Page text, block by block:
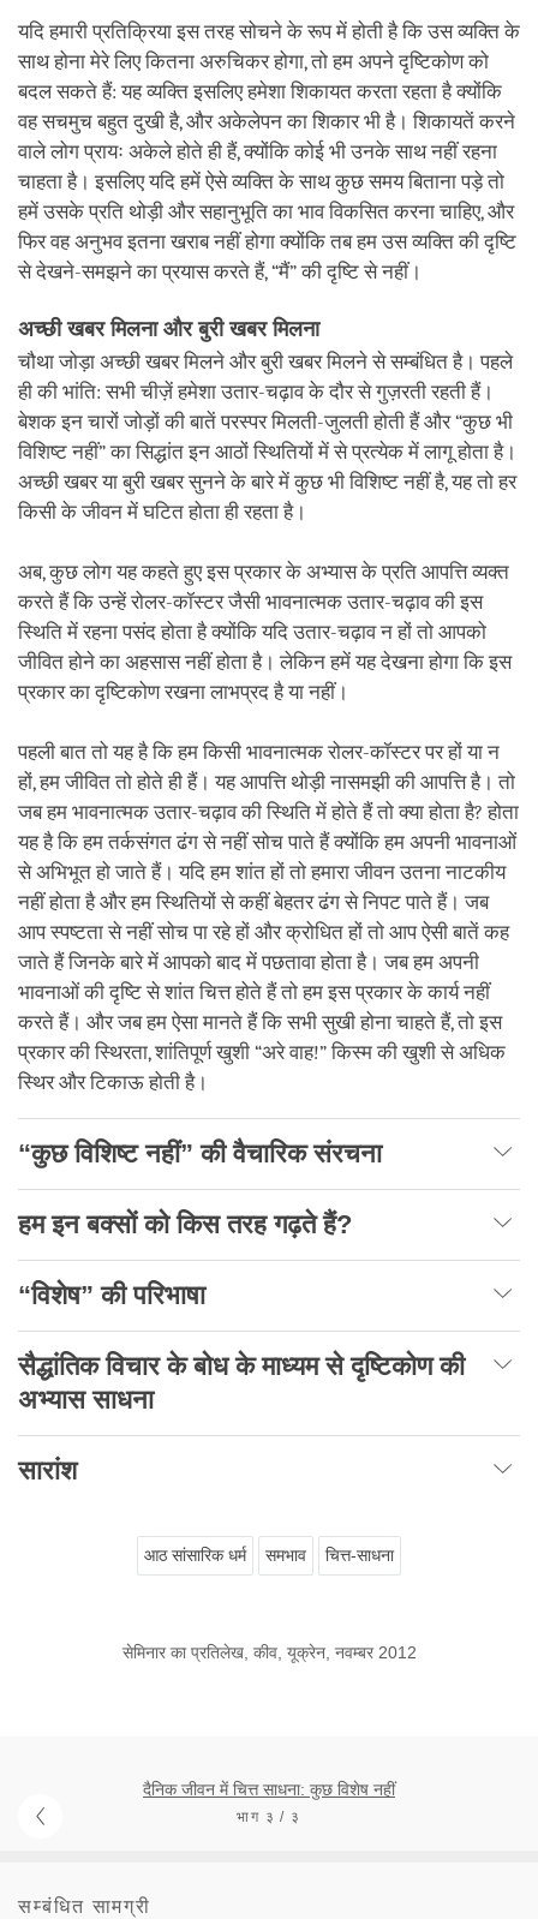
यदि हमारी प्रतिक्रिया इस तरह सोचने के रूप में होती है कि उस व्यक्ति के
साथ होना मेरे लिए कितना अरुचिकर होगा, तो हम अपने दृष्टिकोण को
बदल सकते हैं: यह व्यक्ति इसलिए हमेशा शिकायत करता रहता है क्योंकि
वह सचमुच बहुत दुखी है, और अकेलेपन का शिकार भी है। शिकायतें करने
वाले लोग प्रायः अकेले होते ही हैं, क्योंकि कोई भी उनके साथ नहीं रहना
चाहता है। इसलिए यदि हमें ऐसे व्यक्ति के साथ कुछ समय बिताना पड़े तो
हमें उसके प्रति थोड़ी और सहानुभूति का भाव विकसित करना चाहिए, और
फिर वह अनुभव इतना खराब नहीं होगा क्योंकि तब हम उस व्यक्ति की दृष्टि
से देखने-समझने का प्रयास करते हैं, “मैं” की दृष्टि से नहीं।
अच्छी खबर मिलना और बुरी खबर मिलना
चौथा जोड़ा अच्छी खबर मिलने और बुरी खबर मिलने से सम्बंधित है। पहले
ही की भांति: सभी चीज़ें हमेशा उतार-चढ़ाव के दौर से गुज़रती रहती हैं।
बेशक इन चारों जोड़ों की बातें परस्पर मिलती-जुलती होती हैं और “कुछ भी
विशिष्ट नहीं” का सिद्धांत इन आठों स्थितियों में से प्रत्येक में लागू होता है।
अच्छी खबर या बुरी खबर सुनने के बारे में कुछ भी विशिष्ट नहीं है, यह तो हर
किसी के जीवन में घटित होता ही रहता है।
अब, कुछ लोग यह कहते हुए इस प्रकार के अभ्यास के प्रति आपत्ति व्यक्त
करते हैं कि उन्हें रोलर-कॉस्टर जैसी भावनात्मक उतार-चढ़ाव की इस
स्थिति में रहना पसंद होता है क्योंकि यदि उतार-चढ़ाव न हों तो आपको
जीवित होने का अहसास नहीं होता है। लेकिन हमें यह देखना होगा कि इस
प्रकार का दृष्टिकोण रखना लाभप्रद है या नहीं।
पहली बात तो यह है कि हम किसी भावनात्मक रोलर-कॉस्टर पर हों या न
हों, हम जीवित तो होते ही हैं। यह आपत्ति थोड़ी नासमझी की आपत्ति है। तो
जब हम भावनात्मक उतार-चढ़ाव की स्थिति में होते हैं तो क्या होता है? होता
यह है कि हम तर्कसंगत ढंग से नहीं सोच पाते हैं क्योंकि हम अपनी भावनाओं
से अभिभूत हो जाते हैं। यदि हम शांत हों तो हमारा जीवन उतना नाटकीय
नहीं होता है और हम स्थितियों से कहीं बेहतर ढंग से निपट पाते हैं। जब
आप स्पष्टता से नहीं सोच पा रहे हों और क्रोधित हों तो आप ऐसी बातें कह
जाते हैं जिनके बारे में आपको बाद में पछतावा होता है। जब हम अपनी
भावनाओं की दृष्टि से शांत चित्त होते हैं तो हम इस प्रकार के कार्य नहीं
करते हैं। और जब हम ऐसा मानते हैं कि सभी सुखी होना चाहते हैं, तो इस
प्रकार की स्थिरता, शांतिपूर्ण खुशी “अरे वाह!” किस्म की खुशी से अधिक
स्थिर और टिकाऊ होती है।
“कुछ विशिष्ट नहीं” की वैचारिक संरचना
हम इन बक्सों को किस तरह गढ़ते हैं?
“विशेष” की परिभाषा
सैद्धांतिक विचार के बोध के माध्यम से दृष्टिकोण की
अभ्यास साधना
सारांश
आठ सांसारिक धर्म समभाव चित्त-साधना
सेमिनार का प्रतिलेख, कीव, यूक्रेन, नवम्बर 2012
दैनिक जीवन में चित्त साधना: कुछ विशेष नहीं
भाग ३ / ३
सम्बंधित सामग्री